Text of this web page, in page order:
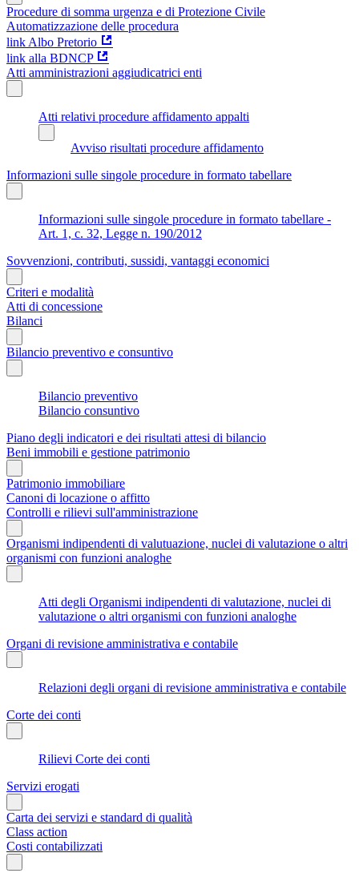
Procedure di somma urgenza e di Protezione Civile
Automatizzazione delle procedura
link Albo Pretorio
link alla BDNCP
Atti amministrazioni aggiudicatrici enti
Atti relativi procedure affidamento appalti
Avviso risultati procedure affidamento
Informazioni sulle singole procedure in formato tabellare
Informazioni sulle singole procedure in formato tabellare -
Art. 1, c. 32, Legge n. 190/2012
Sovvenzioni, contributi, sussidi, vantaggi economici
Criteri e modalità
Atti di concessione
Bilanci
Bilancio preventivo e consuntivo
Bilancio preventivo
Bilancio consuntivo
Piano degli indicatori e dei risultati attesi di bilancio
Beni immobili e gestione patrimonio
Patrimonio immobiliare
Canoni di locazione o affitto
Controlli e rilievi sull'amministrazione
Organismi indipendenti di valutuazione, nuclei di valutazione o altri
organismi con funzioni analoghe
Atti degli Organismi indipendenti di valutazione, nuclei di
valutazione o altri organismi con funzioni analoghe
Organi di revisione amministrativa e contabile
Relazioni degli organi di revisione amministrativa e contabile
Corte dei conti
Rilievi Corte dei conti
Servizi erogati
Carta dei servizi e standard di qualità
Class action
Costi contabilizzati